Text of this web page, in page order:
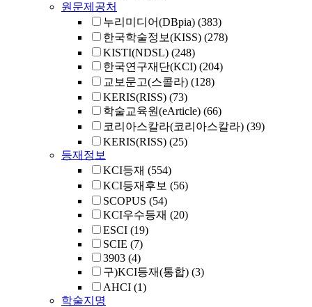
원문제공처
누리미디어(DBpia) (383)
한국학술정보(KISS) (278)
KISTI(NDSL) (248)
한국연구재단(KCI) (204)
교보문고(스콜라) (128)
KERIS(RISS) (73)
학술교육원(eArticle) (66)
코리아스칼라(코리아스칼라) (39)
KERIS(RISS) (25)
등재정보
KCI등재 (554)
KCI등재후보 (56)
SCOPUS (54)
KCI우수등재 (20)
ESCI (19)
SCIE (7)
3903 (4)
구)KCI등재(통합) (3)
AHCI (1)
학술지명